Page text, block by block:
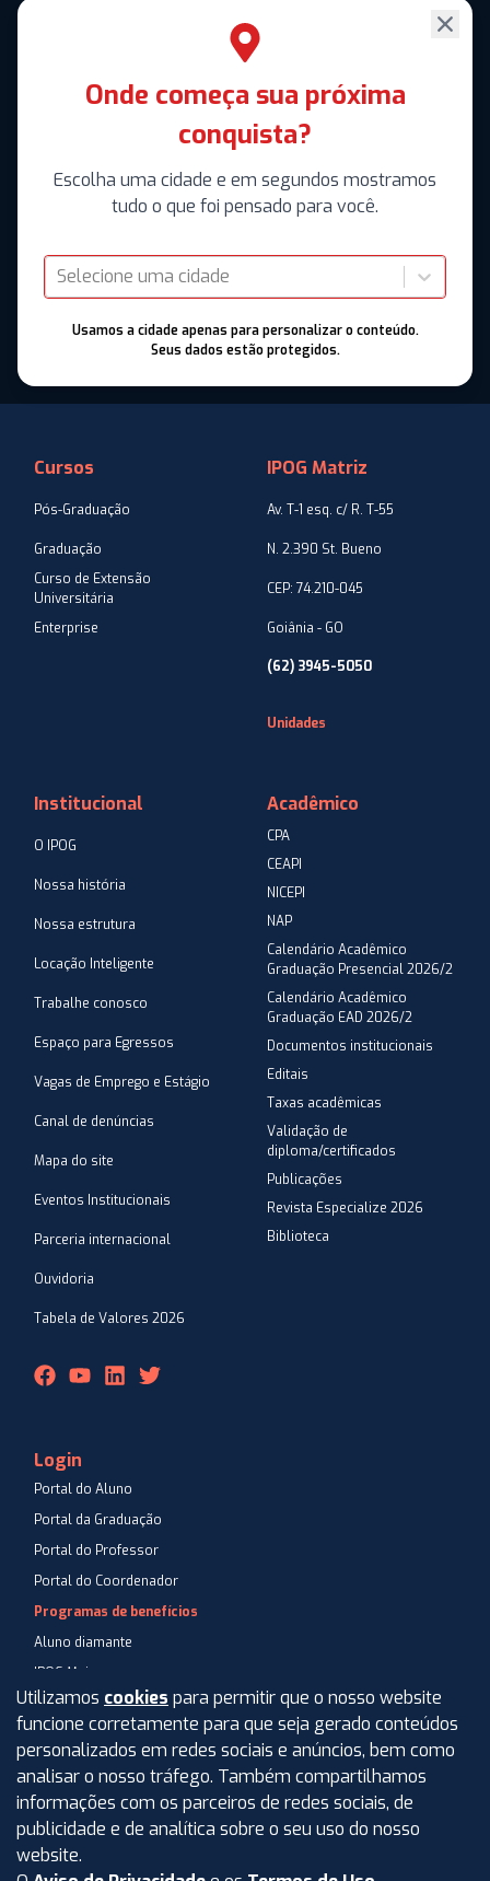
Onde começa sua próxima
conquista?
Escolha uma cidade e em segundos mostramos
tudo o que foi pensado para você.
Selecione uma cidade
Usamos a cidade apenas para personalizar o conteúdo.
Seus dados estão protegidos.
Cursos
Pós-Graduação
Graduação
Curso de Extensão
Universitária
Enterprise
Institucional
O IPOG
Nossa história
Nossa estrutura
Locação Inteligente
Trabalhe conosco
Espaço para Egressos
Vagas de Emprego e Estágio
Canal de denúncias
Mapa do site
Eventos Institucionais
Parceria internacional
Ouvidoria
Tabela de Valores 2026
Acadêmico
CPA
CEAPI
NICEPI
NAP
Calendário Acadêmico
Graduação Presencial 2026/2
Calendário Acadêmico
Graduação EAD 2026/2
Documentos institucionais
Editais
Taxas acadêmicas
Validação de
diploma/certificados
Publicações
Revista Especialize 2026
Biblioteca
Login
Portal do Aluno
Portal da Graduação
Portal do Professor
Portal do Coordenador
Programas de benefícios
Aluno diamante
IPOG Mais
Blog
Central de Atendimento
Perguntas Frequentes
Aviso de privacidade
Termos de uso
IPOG Matriz
Av. T-1 esq. c/ R. T-55
N. 2.390 St. Bueno
CEP: 74.210-045
Goiânia - GO
(62) 3945-5050
Unidades
Utilizamos cookies para permitir que o nosso website
funcione corretamente para que seja gerado conteúdos
personalizados em redes sociais e anúncios, bem como
analisar o nosso tráfego. Também compartilhamos
informações com os parceiros de redes sociais, de
publicidade e de analítica sobre o seu uso do nosso
website.